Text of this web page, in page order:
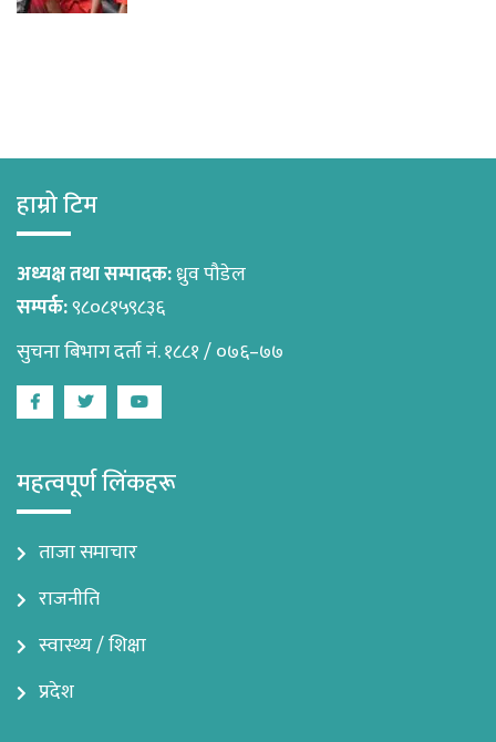
हाम्रो टिम
अध्यक्ष तथा सम्पादक:ध्रुव पौडेल
सम्पर्क:९८०८१५९८३६
सुचना बिभाग दर्ता नं. १८८१ / ०७६–७७
FacebookTwitterYoutube
महत्वपूर्ण लिंकहरू
ताजा समाचार
राजनीति
स्वास्थ्य / शिक्षा
प्रदेश